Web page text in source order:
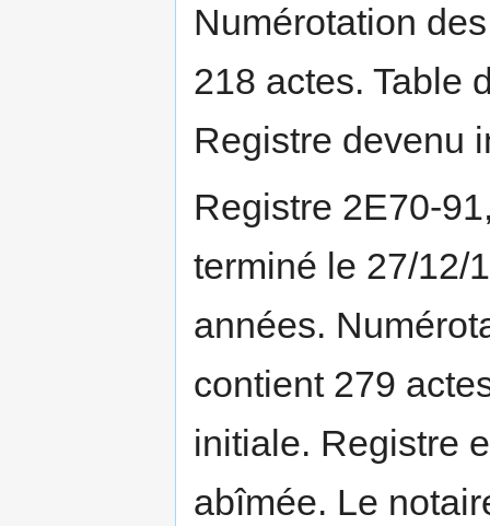
Numérotation
218 actes. Table
Registre devenu
Registre 2E70-
terminé le 27/12/
années.
contient 279
initiale. Registre
abîmée. Le